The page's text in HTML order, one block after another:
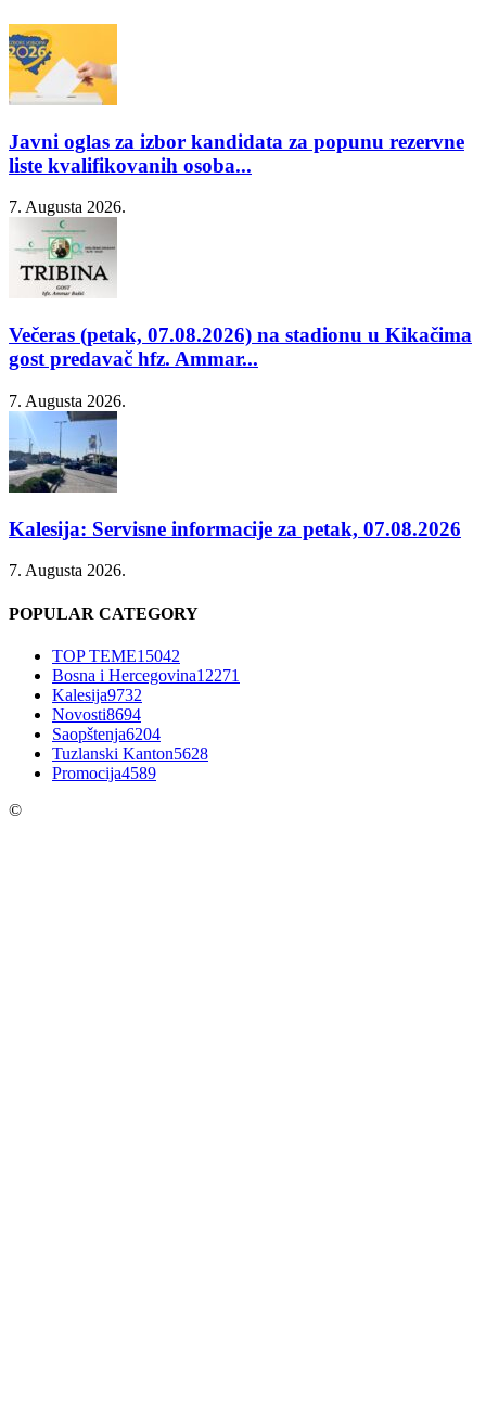
Javni oglas za izbor kandidata za popunu rezervne
liste kvalifikovanih osoba...
7. Augusta 2026.
Večeras (petak, 07.08.2026) na stadionu u Kikačima
gost predavač hfz. Ammar...
7. Augusta 2026.
Kalesija: Servisne informacije za petak, 07.08.2026
7. Augusta 2026.
POPULAR CATEGORY
TOP TEME15042
Bosna i Hercegovina12271
Kalesija9732
Novosti8694
Saopštenja6204
Tuzlanski Kanton5628
Promocija4589
©